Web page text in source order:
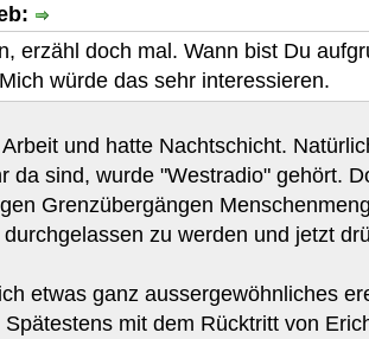
erzähl doch mal. Wann bist Du
würde das sehr interessieren.
und hatte Nachtschicht.
da sind, wurde "Westradio" gehört.
Grenzübergängen
zu werden und jetzt
etwas ganz aussergewöhnliches
mit dem Rücktritt von